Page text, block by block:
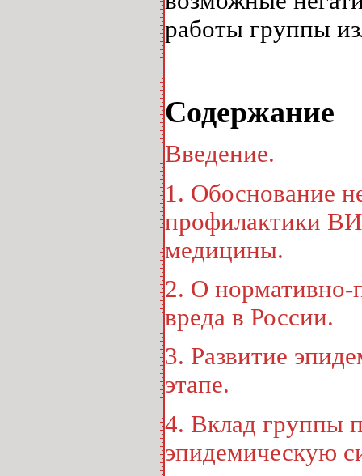
работы группы
Содержание
Введение.
1. Обоснование
профилактики
медицины.
2. О нормативно-
вреда в России.
3. Развитие
этапе.
4. Вклад группы
эпидемическую